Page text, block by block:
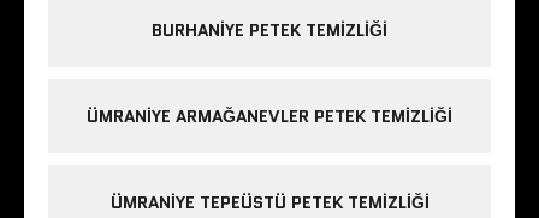
BURHANIYE PETEK TEMIZLIĞI
ÜMRANIYE ARMAĞANEVLER PETEK TEMIZLIĞI
ÜMRANIYE TEPEÜSTÜ PETEK TEMIZLIĞI